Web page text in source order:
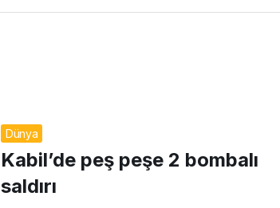
Dünya
Kabil’de peş peşe 2 bombalı
saldırı